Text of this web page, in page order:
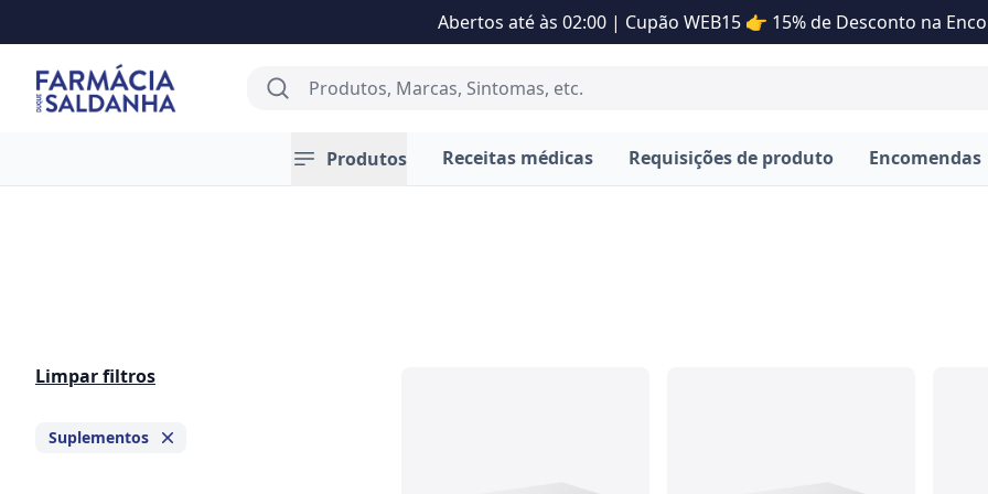
Abertos até às 02:00 | Cupão WEB15 👉 15% de Desconto na
Farmácia Saldanha Search
Produtos Receitas médicas Requisições de produto Encomendas
Limpar filtros
Suplementos Remove badge